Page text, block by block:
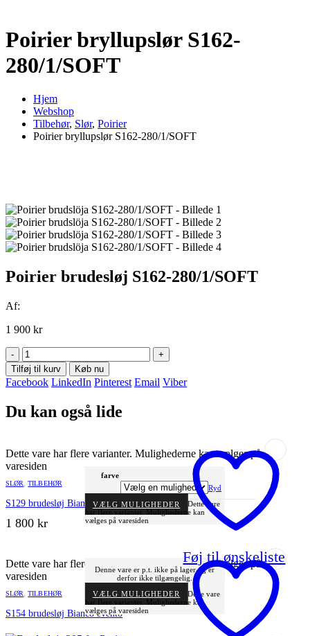
Poirier bryllupslør S162-
280/1/SOFT
Hjem
Webshop
Tilbehør, Slør, Poirier
Poirier bryllupslør S162-280/1/SOFT
Poirier brudesløj S162-280/1/SOFT
Af:
1 900 kr
-
+
Tilføj til kurv
Køb nu
Facebook LinkedIn Pinterest Email Viber
Du kan også lide
Føj til ønskeliste
Dette vare har flere varianter. Mulighederne kan vælges på
varesiden
farve
Ryd
VÆLG MULIGHEDER
Dette vare
har flere varianter. Mulighederne kan
vælges på varesiden
SLØR ,TILBEHØR
S129 brudesløj Bianco evento
1 800 kr
Dette vare har flere varianter. Mulighederne kan vælges på
varesiden
Denne vare er p.t. ikke på lager og er
derfor ikke tilgængelig.
VÆLG MULIGHEDER
Dette vare
har flere varianter. Mulighederne kan
vælges på varesiden
SLØR ,TILBEHØR
S154 brudesløj Bianco evento